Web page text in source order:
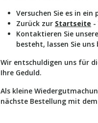
Versuchen Sie es in
Zurück zur Startseite -
Kontaktieren Sie
besteht, lassen Sie
Wir entschuldigen uns für
Ihre Geduld.
Als kleine
nächste Bestellung mit dem